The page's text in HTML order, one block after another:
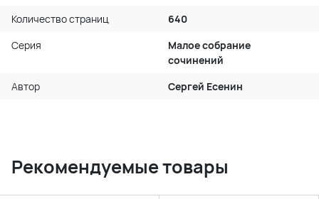
Количество страниц
640
Серия
Малое собрание
сочинений
Автор
Сергей Есенин
Рекомендуемые товары